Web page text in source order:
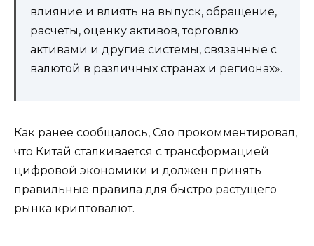
влияние и влиять на выпуск, обращение,
расчеты, оценку активов, торговлю
активами и другие системы, связанные с
валютой в различных странах и регионах».
Как ранее сообщалось, Сяо прокомментировал,
что Китай сталкивается с трансформацией
цифровой экономики и должен принять
правильные правила для быстро растущего
рынка криптовалют.